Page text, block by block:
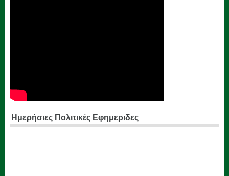
Ημερήσιες Πολιτικές Εφημεριδες